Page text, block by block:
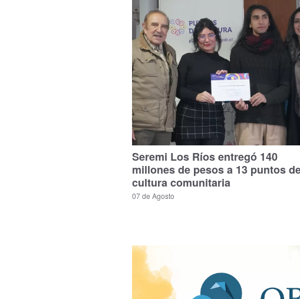
Seremi Los Ríos entregó 140
millones de pesos a 13 puntos
cultura comunitaria
07 de Agosto